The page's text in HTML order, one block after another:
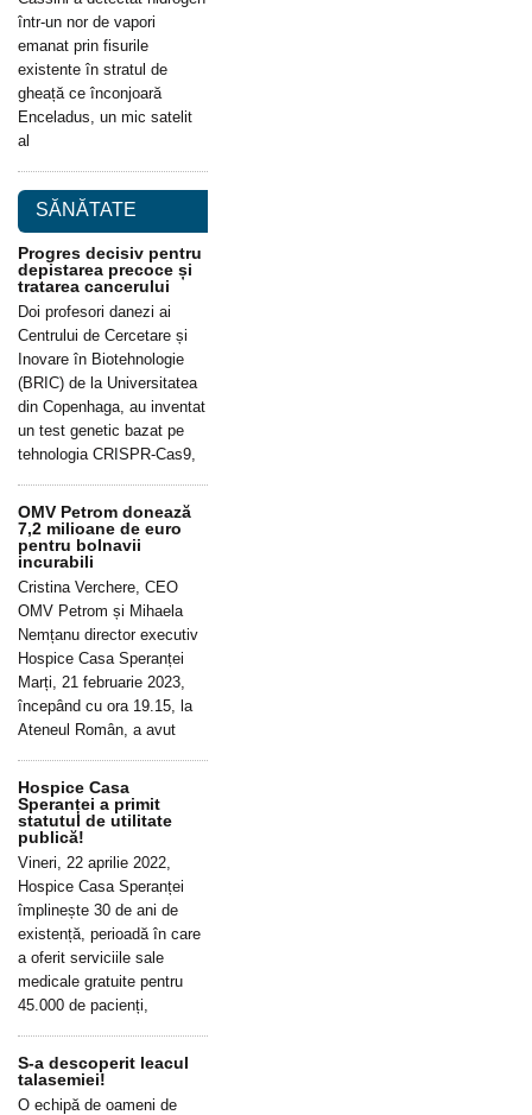
într-un nor de vapori
emanat prin fisurile
existente în stratul de
gheață ce înconjoară
Enceladus, un mic satelit
al
SĂNĂTATE
Progres decisiv pentru
depistarea precoce și
tratarea cancerului
Doi profesori danezi ai
Centrului de Cercetare și
Inovare în Biotehnologie
(BRIC) de la Universitatea
din Copenhaga, au inventat
un test genetic bazat pe
tehnologia CRISPR-Cas9,
OMV Petrom donează
7,2 milioane de euro
pentru bolnavii
incurabili
Cristina Verchere, CEO
OMV Petrom și Mihaela
Nemțanu director executiv
Hospice Casa Speranței
Marți, 21 februarie 2023,
începând cu ora 19.15, la
Ateneul Român, a avut
Hospice Casa
Speranței a primit
statutul de utilitate
publică!
Vineri, 22 aprilie 2022,
Hospice Casa Speranței
împlinește 30 de ani de
existență, perioadă în care
a oferit serviciile sale
medicale gratuite pentru
45.000 de pacienți,
S-a descoperit leacul
talasemiei!
O echipă de oameni de